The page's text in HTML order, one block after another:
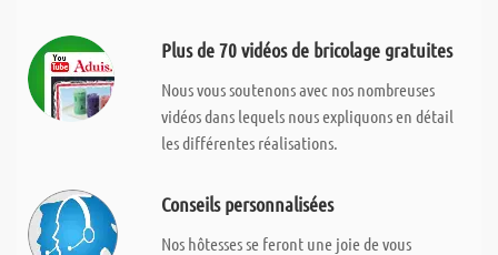
Plus de 70 vidéos de bricolage gratuites
Nous vous soutenons avec nos nombreuses
vidéos dans lequels nous expliquons en détail
les différentes réalisations.
Conseils personnalisées
Nos hôtesses se feront une joie de vous